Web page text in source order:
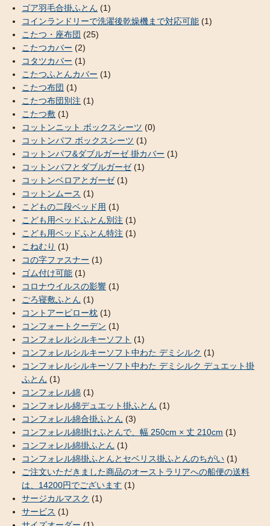
ゴア羽毛合掛ふとん (1)
コインランドリーで洗濯後乾燥機まで対応可能 (1)
こたつ・座布団 (25)
こたつカバー (2)
コタツカバー (1)
こたつふとんカバー (1)
こたつ布団 (1)
こたつ布団別注 (1)
こたつ敷 (1)
コットンニット ボックスシーツ (0)
コットンパフ ボックスシーツ (1)
コットンパフ&ダブルガーゼ 掛カバー (1)
コットンパフとダブルガーゼ(1)
コットンベロアとガーゼ(1)
コットンムース (1)
こどもの二段ベッド用 (1)
こども用ベッドふとん別注 (1)
こども用ベッドふとん特注 (1)
こねむり (1)
コの字ファスナー (1)
ゴム付け可能 (1)
コロナウイルスの影響 (1)
ごろ寝敷ふとん (1)
コントアーピロー枕 (1)
コンフォートクーデン (1)
コンフォレルシルキーソフト (1)
コンフォレルシルキーソフト中わた デミシルク (1)
コンフォレルシルキーソフト中わた デミシルク デュエット掛
ふとん (1)
コンフォレル綿 (1)
コンフォレル綿デュエット掛ふとん (1)
コンフォレル綿合掛ふとん (3)
コンフォレル綿掛けふとんで、幅 250cm × 丈 210cm (1)
コンフォレル綿掛ふとん (1)
コンフォレル綿掛ふとんとセベリス掛ふとんのちがい (1)
ご注文いただきました商品のオーストラリアへの船便の送料
は、14200円でございます (1)
サージカルマスク (1)
サービス (1)